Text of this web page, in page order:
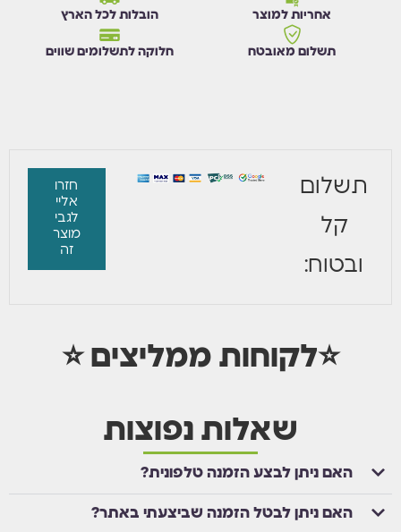
אני מסכים/ה לקבל הודעת וואטסאפ כאשר מוצר זה יחזור למלאי.
עדכנו אותי בוואטסאפ
אחריות למוצר הובלות לכל הארץ
תשלום מאובטח חלוקה לתשלומים שווים
תשלום
קל
ובטוח:
חזרו
אליי
לגבי
מוצר
זה
⭐לקוחות ממליצים ⭐
שאלות נפוצות
האם ניתן לבצע הזמנה טלפונית?
האם ניתן לבטל הזמנה שביצעתי באתר?